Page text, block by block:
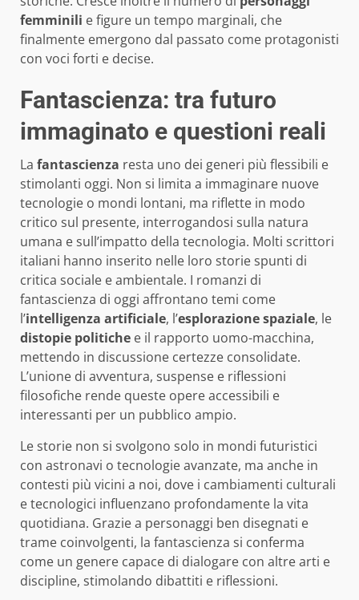
femminili e figure un tempo marginali, che
finalmente emergono dal passato come protagonisti
con voci forti e decise.
Fantascienza: tra futuro
immaginato e questioni reali
La fantascienza resta uno dei generi più flessibili e
stimolanti oggi. Non si limita a immaginare nuove
tecnologie o mondi lontani, ma riflette in modo
critico sul presente, interrogandosi sulla natura
umana e sull’impatto della tecnologia. Molti scrittori
italiani hanno inserito nelle loro storie spunti di
critica sociale e ambientale. I romanzi di
fantascienza di oggi affrontano temi come
l’intelligenza artificiale, l’esplorazione spaziale, le
distopie politiche e il rapporto uomo-macchina,
mettendo in discussione certezze consolidate.
L’unione di avventura, suspense e riflessioni
filosofiche rende queste opere accessibili e
interessanti per un pubblico ampio.
Le storie non si svolgono solo in mondi futuristici
con astronavi o tecnologie avanzate, ma anche in
contesti più vicini a noi, dove i cambiamenti culturali
e tecnologici influenzano profondamente la vita
quotidiana. Grazie a personaggi ben disegnati e
trame coinvolgenti, la fantascienza si conferma
come un genere capace di dialogare con altre arti e
discipline, stimolando dibattiti e riflessioni.